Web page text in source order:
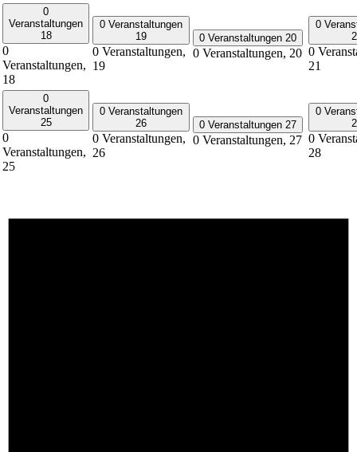
0
Veranstaltungen
18
0
Veranstaltungen,
18
0 Veranstaltungen
19
0 Veranstaltungen,
19
0 Veranstaltungen 20
0 Veranstaltungen, 20
0
0
21
0
Veranstaltungen
25
0
Veranstaltungen,
25
0 Veranstaltungen
26
0 Veranstaltungen,
26
0 Veranstaltungen 27
0 Veranstaltungen, 27
0
0
28